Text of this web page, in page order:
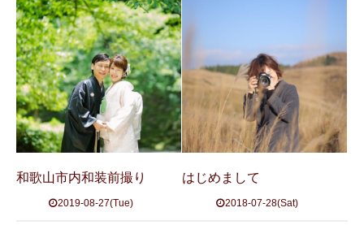
和歌山市内和装前撮り
2019-08-27(Tue)
はじめまして
2018-07-28(Sat)